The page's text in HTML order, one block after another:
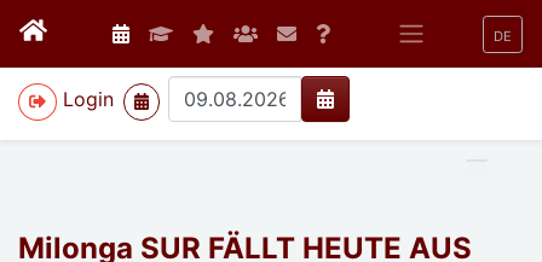
DE
Login
>
Milonga SUR FÄLLT HEUTE AUS